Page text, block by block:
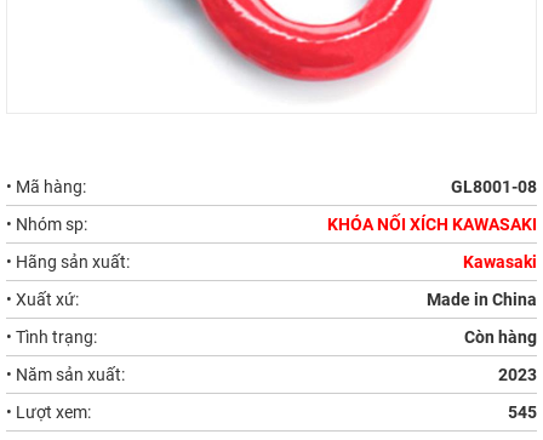
• Mã hàng:
GL8001-08
• Nhóm sp:
KHÓA NỐI XÍCH KAWASAKI
• Hãng sản xuất:
Kawasaki
• Xuất xứ:
Made in China
• Tình trạng:
Còn hàng
• Năm sản xuất:
2023
• Lượt xem:
545